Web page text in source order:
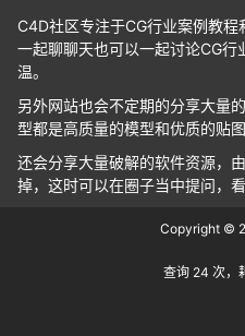
C4D社区专注于CG行业案例教
一起聊聊天也可以一起讨论CG
温。
另外网站也会不定期的分享大量
型都是高质量的模型和优质的贴图
还会分享大量破解的软件资源，
掉，这时可以在圈子当中提问，
Copyright ©
查询 24 次，